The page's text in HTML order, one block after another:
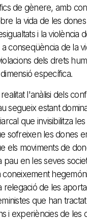
de gènere, amb
la vida de les
i la violència
conseqüència de la
dels drets
específica.
l'anàlisi dels
segueix estant
que invisibilitza
sofreixen les dones
els moviments de
en les seves
relegació de les
que han
i experiències de les